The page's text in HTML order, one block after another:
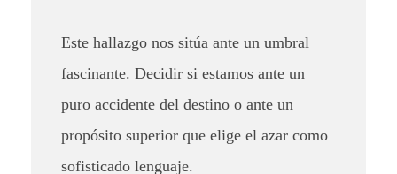
Este hallazgo nos sitúa ante un umbral
fascinante. Decidir si estamos ante un
puro accidente del destino o ante un
propósito superior que elige el azar como
sofisticado lenguaje.